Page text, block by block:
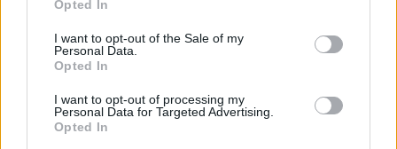
use your data for below specified purposes in below Google
consent section.
Opted In
I want to opt-out of the Sale of my
Personal Data.
Opted In
I want to opt-out of processing my
Personal Data for Targeted Advertising.
Opted In
Ajánlott bejegyzések:
Könyvajánló: Markovics Botond: